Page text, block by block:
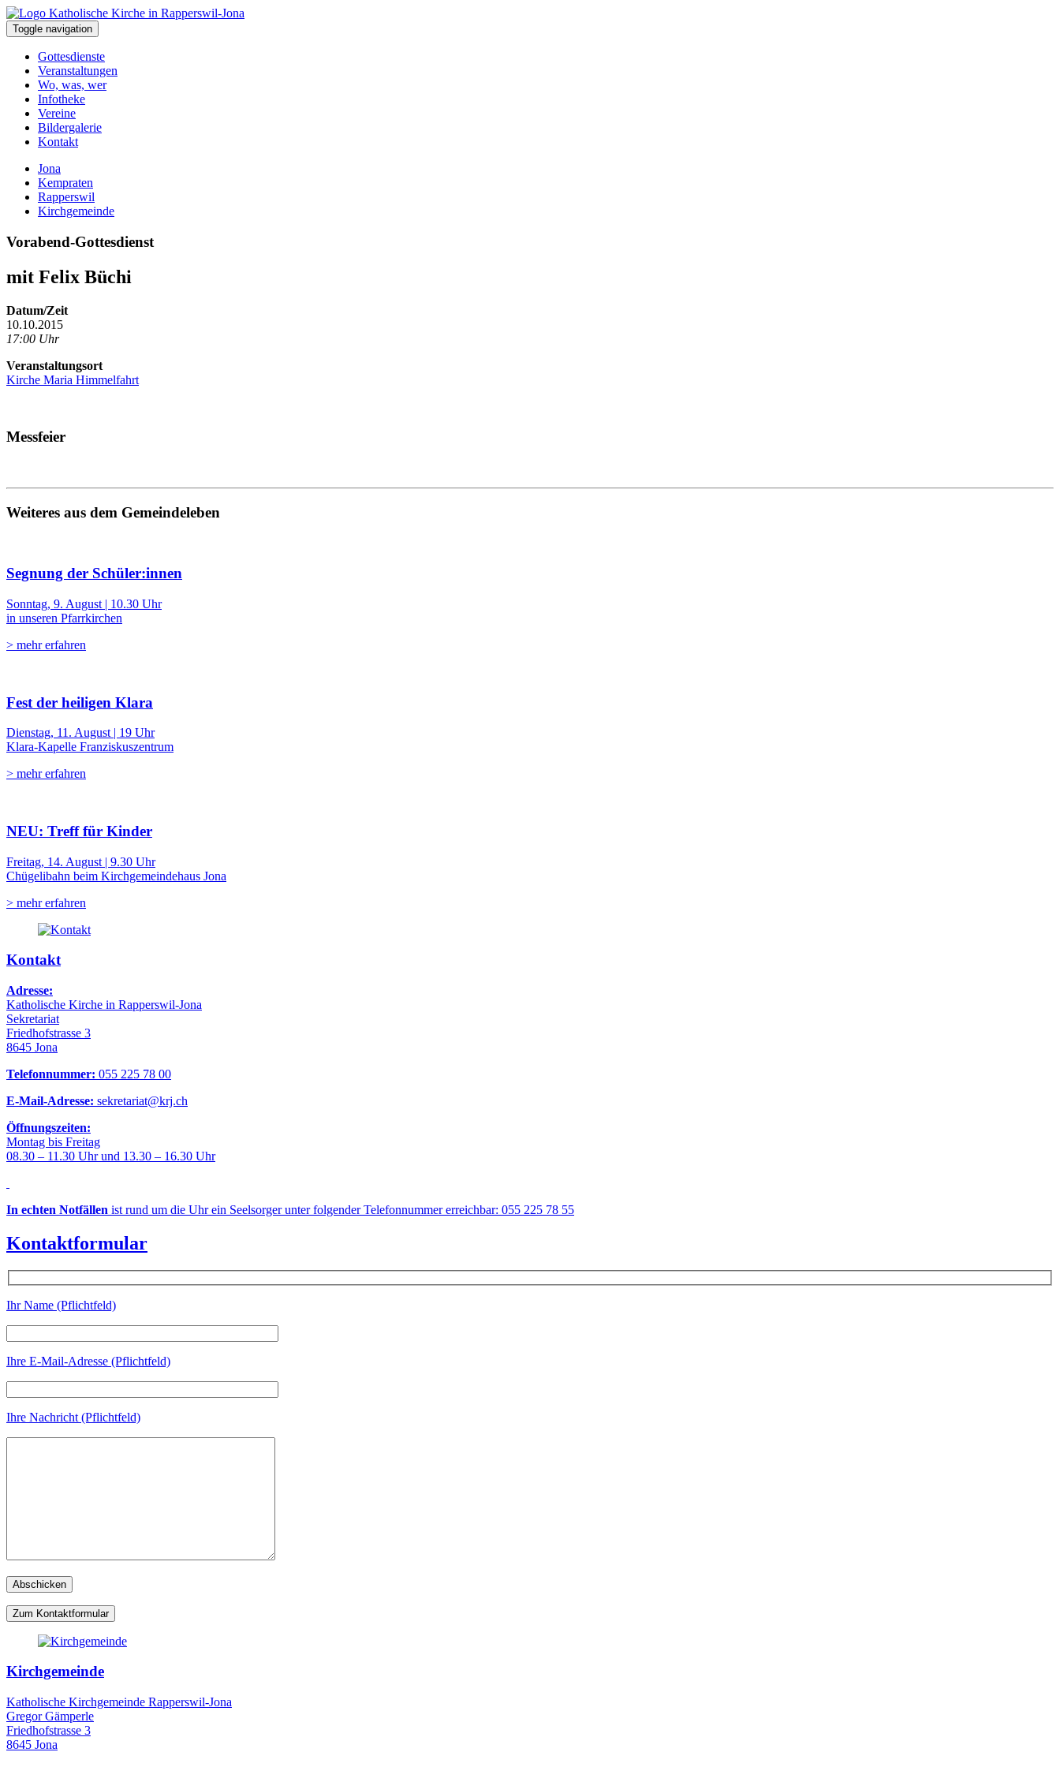
Toggle navigation
Gottesdienste
Veranstaltungen
Wo, was, wer
Infotheke
Vereine
Bildergalerie
Kontakt
Jona
Kempraten
Rapperswil
Kirchgemeinde
Vorabend-Gottesdienst
mit Felix Büchi
Datum/Zeit
10.10.2015
17:00 Uhr
Veranstaltungsort
Kirche Maria Himmelfahrt
Messfeier
Weiteres aus dem Gemeindeleben
Segnung der Schüler:innen
Sonntag, 9. August | 10.30 Uhr
in unseren Pfarrkirchen
> mehr erfahren
Fest der heiligen Klara
Dienstag, 11. August | 19 Uhr
Klara-Kapelle Franziskuszentrum
> mehr erfahren
NEU: Treff für Kinder
Freitag, 14. August | 9.30 Uhr
Chügelibahn beim Kirchgemeindehaus Jona
> mehr erfahren
Kontakt
Adresse:
Katholische Kirche in Rapperswil-Jona
Sekretariat
Friedhofstrasse 3
8645 Jona
Telefonnummer: 055 225 78 00
E-Mail-Adresse: sekretariat@krj.ch
Öffnungszeiten:
Montag bis Freitag
08.30 – 11.30 Uhr und 13.30 – 16.30 Uhr
In echten Notfällen ist rund um die Uhr ein Seelsorger unter folgender Telefonnummer erreichbar: 055 225 78 55
Kontaktformular
Ihr Name (Pflichtfeld)
Ihre E-Mail-Adresse (Pflichtfeld)
Ihre Nachricht (Pflichtfeld)
Zum Kontaktformular
Kirchgemeinde
Katholische Kirchgemeinde Rapperswil-Jona
Gregor Gämperle
Friedhofstrasse 3
8645 Jona